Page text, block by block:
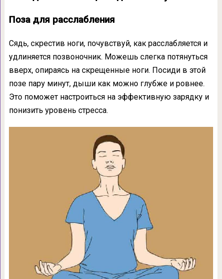
Поза для расслабления
Сядь, скрестив ноги, почувствуй, как расслабляется и
удлиняется позвоночник. Можешь слегка потянуться
вверх, опираясь на скрещенные ноги. Посиди в этой
позе пару минут, дыши как можно глубже и ровнее.
Это поможет настроиться на эффективную зарядку и
понизить уровень стресса.